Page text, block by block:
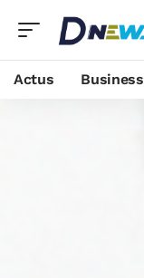
Actus Business